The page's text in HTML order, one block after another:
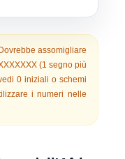
assomigliare
(1 segno più
0 iniziali o schemi
i numeri nelle